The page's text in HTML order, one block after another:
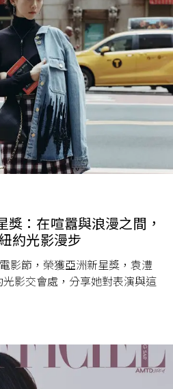
獎：在喧囂與浪漫之間，
約光影漫步
影節，榮獲亞洲新星獎，袁澧
影交會處，分享她對表演與這